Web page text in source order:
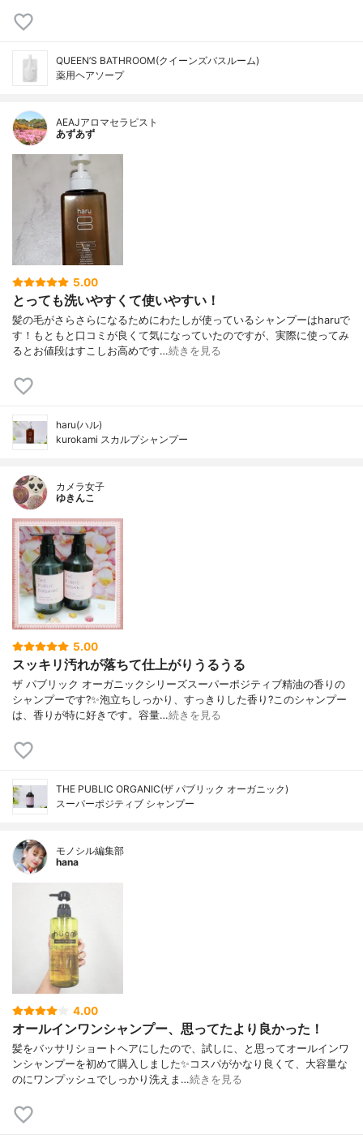
QUEEN’S BATHROOM(クイーンズバスルーム)
薬用ヘアソープ
AEAJアロマセラピスト
あずあず
5.00
とっても洗いやすくて使いやすい！
髪の毛がさらさらになるためにわたしが使っているシャンプーはharuで
す！もともと口コミが良くて気になっていたのですが、実際に使ってみ
るとお値段はすこしお高めです…続きを見る
haru(ハル)
kurokami スカルプシャンプー
カメラ女子
ゆきんこ
5.00
スッキリ汚れが落ちて仕上がりうるうる
ザ パブリック オーガニックシリーズスーパーポジティブ精油の香りの
シャンプーです?✨泡立ちしっかり、すっきりした香り?このシャンプー
は、香りが特に好きです。容量…続きを見る
THE PUBLIC ORGANIC(ザ パブリック オーガニック)
スーパーポジティブ シャンプー
モノシル編集部
hana
4.00
オールインワンシャンプー、思ってたより良かった！
髪をバッサリショートヘアにしたので、試しに、と思ってオールインワ
ンシャンプーを初めて購入しました✨コスパがかなり良くて、大容量な
のにワンプッシュでしっかり洗えま…続きを見る